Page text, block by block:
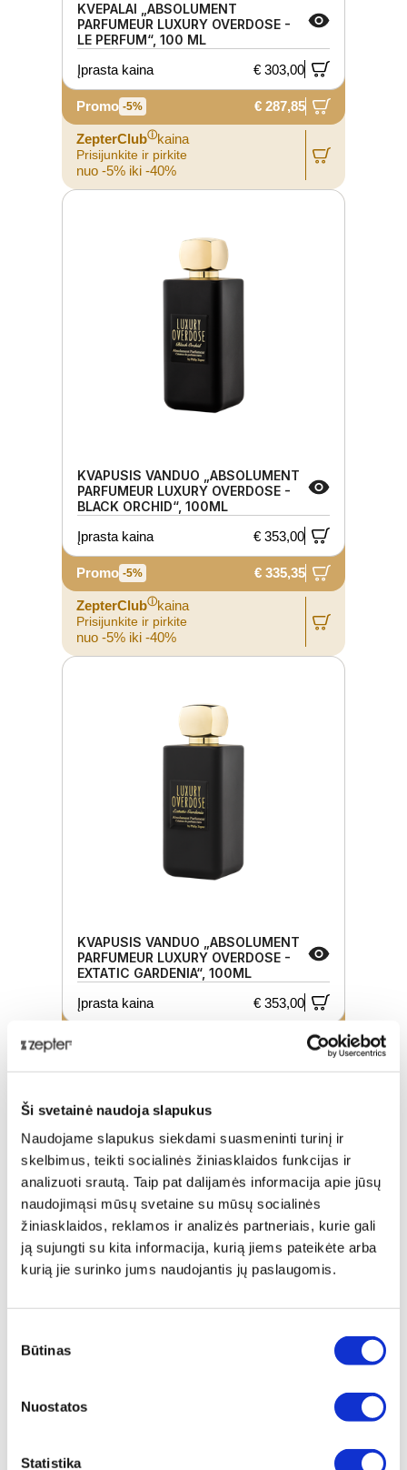
Ši svetainė naudoja slapukus
Naudojame slapukus siekdami suasmeninti turinį ir
skelbimus, teikti socialinės žiniasklaidos funkcijas ir
analizuoti srautą. Taip pat dalijamės informacija apie jūsų
naudojimąsi mūsų svetaine su mūsų socialinės
žiniasklaidos, reklamos ir analizės partneriais, kurie gali
ją sujungti su kita informacija, kurią jiems pateikėte arba
kurią jie surinko jums naudojantis jų paslaugomis.
pasirinkimas
Būtinas
Nuostatos
Statistika
KVEPALAI „ABSOLUMENT
PARFUMEUR LUXURY OVERDOSE -
LE PERFUM“, 100 ML
Įprasta kaina
€ 303,00
Promo -5% € 287,85
ZepterClubⓘkaina
Prisijunkite ir pirkite
nuo -5% iki -40%
KVAPUSIS VANDUO „ABSOLUMENT
PARFUMEUR LUXURY OVERDOSE -
BLACK ORCHID“, 100ML
Įprasta kaina
€ 353,00
Promo -5% € 335,35
ZepterClubⓘkaina
Prisijunkite ir pirkite
nuo -5% iki -40%
KVAPUSIS VANDUO „ABSOLUMENT
PARFUMEUR LUXURY OVERDOSE -
EXTATIC GARDENIA“, 100ML
Įprasta kaina
€ 353,00
ZepterClub kaina
nuo -5% iki -40%
KVEPALAI „ABSOLUMENT